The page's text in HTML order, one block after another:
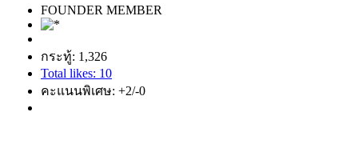
FOUNDER MEMBER
กระทู้: 1,326
Total likes: 10
คะแนนพิเศษ: +2/-0